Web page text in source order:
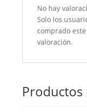
No hay
Solo los
comprado
valoración.